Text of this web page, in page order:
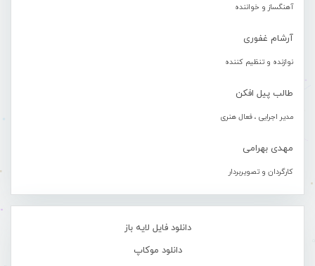
آهنگساز و خواننده
آرشام غفوری
نوازنده و تنظیم کننده
طالب پیل افکن
مدیر اجرایی ، فعال هنری
مهدی بهرامی
کارگردان و تصویربردار
دانلود فایل لایه باز
دانلود موکاپ